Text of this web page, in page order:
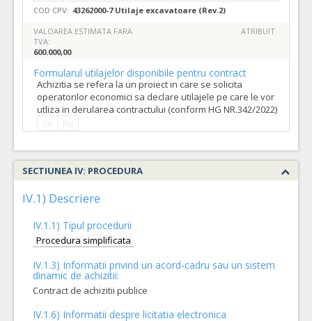
COD CPV: 43262000-7 Utilaje excavatoare (Rev.2)
VALOAREA ESTIMATA FARA
TVA:
600.000,00
ATRIBUIT
Formularul utilajelor disponibile pentru contract
Achizitia se refera la un proiect in care se solicita
operatorilor economici sa declare utilajele pe care le vor
utliza in derularea contractului (conform HG NR.342/2022)
SECTIUNEA IV: PROCEDURA
IV.1) Descriere
IV.1.1) Tipul procedurii
Procedura simplificata
IV.1.3) Informatii privind un acord-cadru sau un sistem
dinamic de achizitii:
Contract de achizitii publice
IV.1.6) Informatii despre licitatia electronica